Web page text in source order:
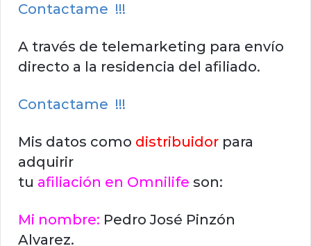
Contactame !!!
A través de telemarketing para envío
directo a la residencia del afiliado.
Contactame !!!
Mis datos como distribuidor para
adquirir
tu afiliación en Omnilife son:
Mi nombre: Pedro José Pinzón
Alvarez.